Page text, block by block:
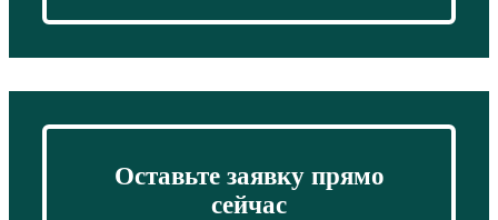
Оставьте заявку прямо
сейчас